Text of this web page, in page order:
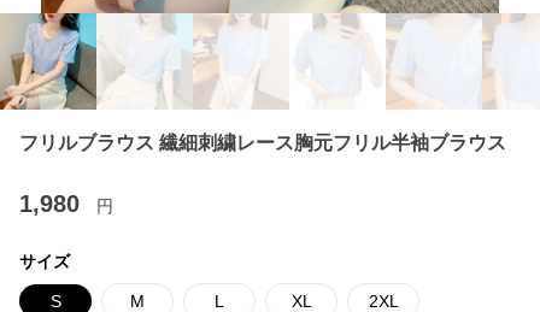
フリルブラウス 繊細刺繍レース胸元フリル半袖ブラウス
1,980 円
サイズ
S M L XL 2XL